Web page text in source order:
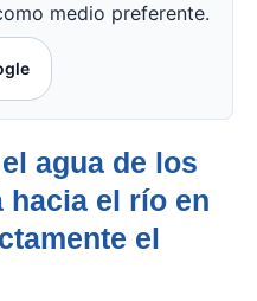
medio preferente.
agua de los
el río en
el